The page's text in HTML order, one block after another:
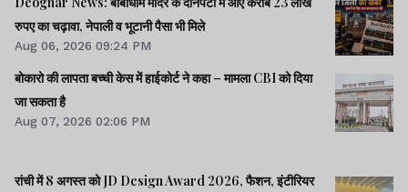
रुपए का चढ़ावा, नेपाली व भूटानी पैसा भी मिले
Aug 06, 2026 09:24 PM
बोकारो की लापता बच्ची केस में हाईकोर्ट ने कहा – मामला CBI को दिया
जा सकता है
Aug 07, 2026 02:06 PM
रांची में 8 अगस्त को JD Design Award 2026, फैशन, इंटीरियर